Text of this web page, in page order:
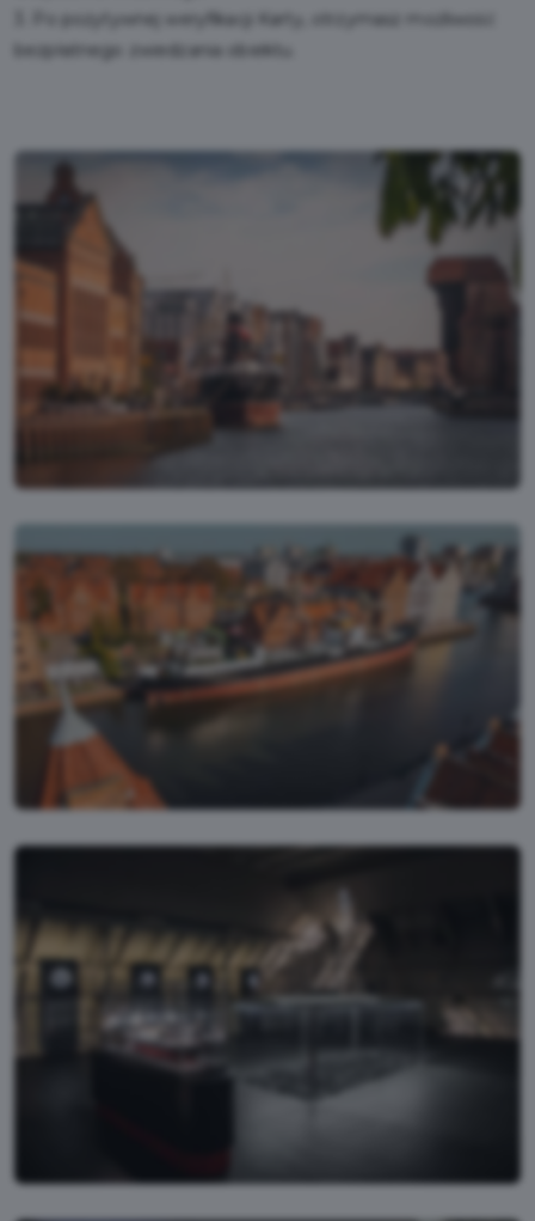
3. Po pozytywnej weryfikacji Karty, otrzymasz możliwość
bezpłatnego zwiedzania obiektu.